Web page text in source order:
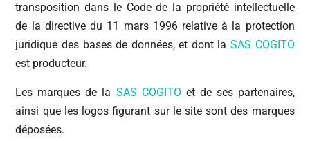
transposition dans le Code de la propriété intellectuelle
de la directive du 11 mars 1996 relative à la protection
juridique des bases de données, et dont laSAS COGITO
est producteur.
Les marques de la SAS COGITO et de ses partenaires,
ainsi que les logos figurant sur le site sont des marques
déposées.